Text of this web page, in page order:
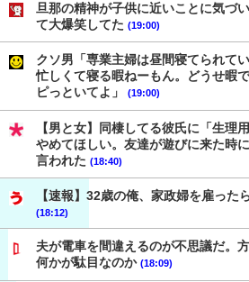
旦那の精神が子供に近いことに気づ
て大爆笑してた (19:00)
クソ男「専業主婦は昼間寝てられて
忙しくて寝る暇ねーもん。どうせ暇
ピっといてよ」
(19:00)
【男と女】同棲してる彼氏に「生理
やめてほしい。友達が遊びに来た時
言われた (18:40)
【速報】32歳の俺、家政婦を雇っ
(18:12)
夫が電車を間違えるのが不思議だ。
何かが駄目なのか (18:09)